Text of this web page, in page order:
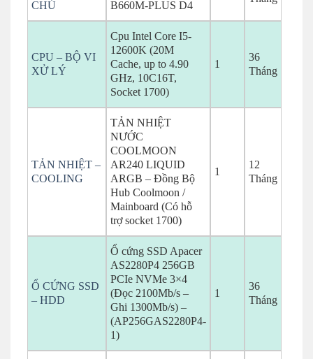
CHỦ B660M-PLUS D4
CPU – BỘ VI
XỬ LÝ
Cpu Intel Core I5-
12600K (20M
Cache, up to 4.90
GHz, 10C16T,
Socket 1700)
1
36
Tháng
TẢN NHIỆT –
COOLING
TẢN NHIỆT
NƯỚC
COOLMOON
AR240 LIQUID
ARGB – Đồng Bộ
Hub Coolmoon /
Mainboard (Có hỗ
trợ socket 1700)
1
12
Tháng
Ổ CỨNG SSD
– HDD
Ổ cứng SSD Apacer
AS2280P4 256GB
PCIe NVMe 3×4
(Đọc 2100Mb/s –
Ghi 1300Mb/s) –
(AP256GAS2280P4-
1)
1
36
Tháng